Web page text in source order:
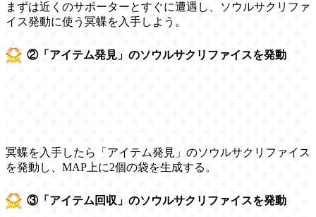
まずは近くのサポーターとすぐに遭遇し、ソウルサクリファ
イス発動に使う冥蝶を入手しよう。
②「アイテム発見」のソウルサクリファイスを発動
冥蝶を入手したら「アイテム発見」のソウルサクリファイス
を発動し、MAP上に2個の袋を生成する。
③「アイテム回収」のソウルサクリファイスを発動